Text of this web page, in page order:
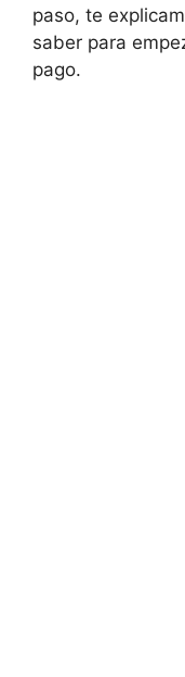
paso, te
saber para
pago.